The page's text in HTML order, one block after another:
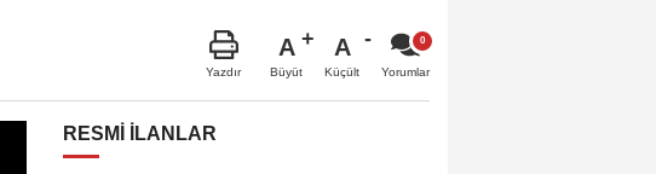
Yazdır
A
Büyüt
A
Küçült Yorumlar
RESMİ İLANLAR